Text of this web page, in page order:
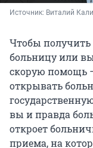
Источник: Виталий
Чтобы
больницу или
скорую помощь
открывать
вы и правда
откроет
приема, на